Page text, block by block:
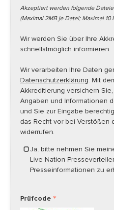
Akzeptiert werden folgende
(Maximal 2MB je Datei; Maximal 10
Wir werden Sie über Ihre
schnellstmöglich informieren.
Wir verarbeiten Ihre Daten
Datenschutzerklärung. Mit
Akkreditierung versichern
Angaben und Informationen
und Sie zur Eingabe
das Recht vor bei Verstößen
widerrufen.
Ja, bitte nehmen Sie
Live Nation
Presseinformationen zu
Prüfcode